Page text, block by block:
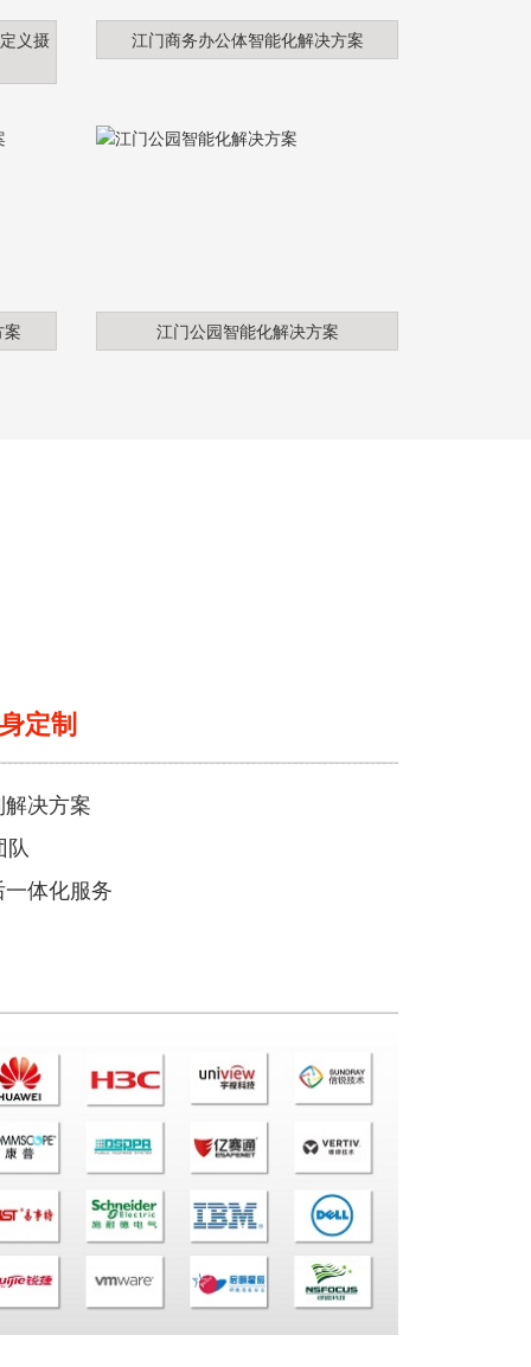
义摄
江门商务办公体智能化解决方案
江门公园智能化解决方案
定制
决方案
体化服务